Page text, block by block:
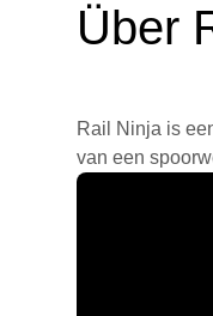
Über
Rail Ninja is
van een